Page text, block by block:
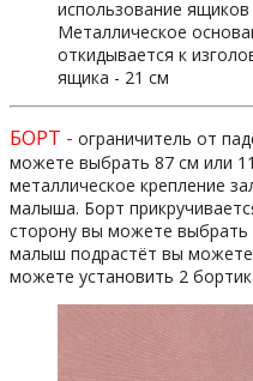
использование
Металлическое
откидывается к
ящика - 21 см
БОРТ - ограничитель от
можете выбрать 87 см или
металлическое крепление
малыша. Борт
сторону вы можете выбрать
малыш подрастёт вы можете
можете установить 2